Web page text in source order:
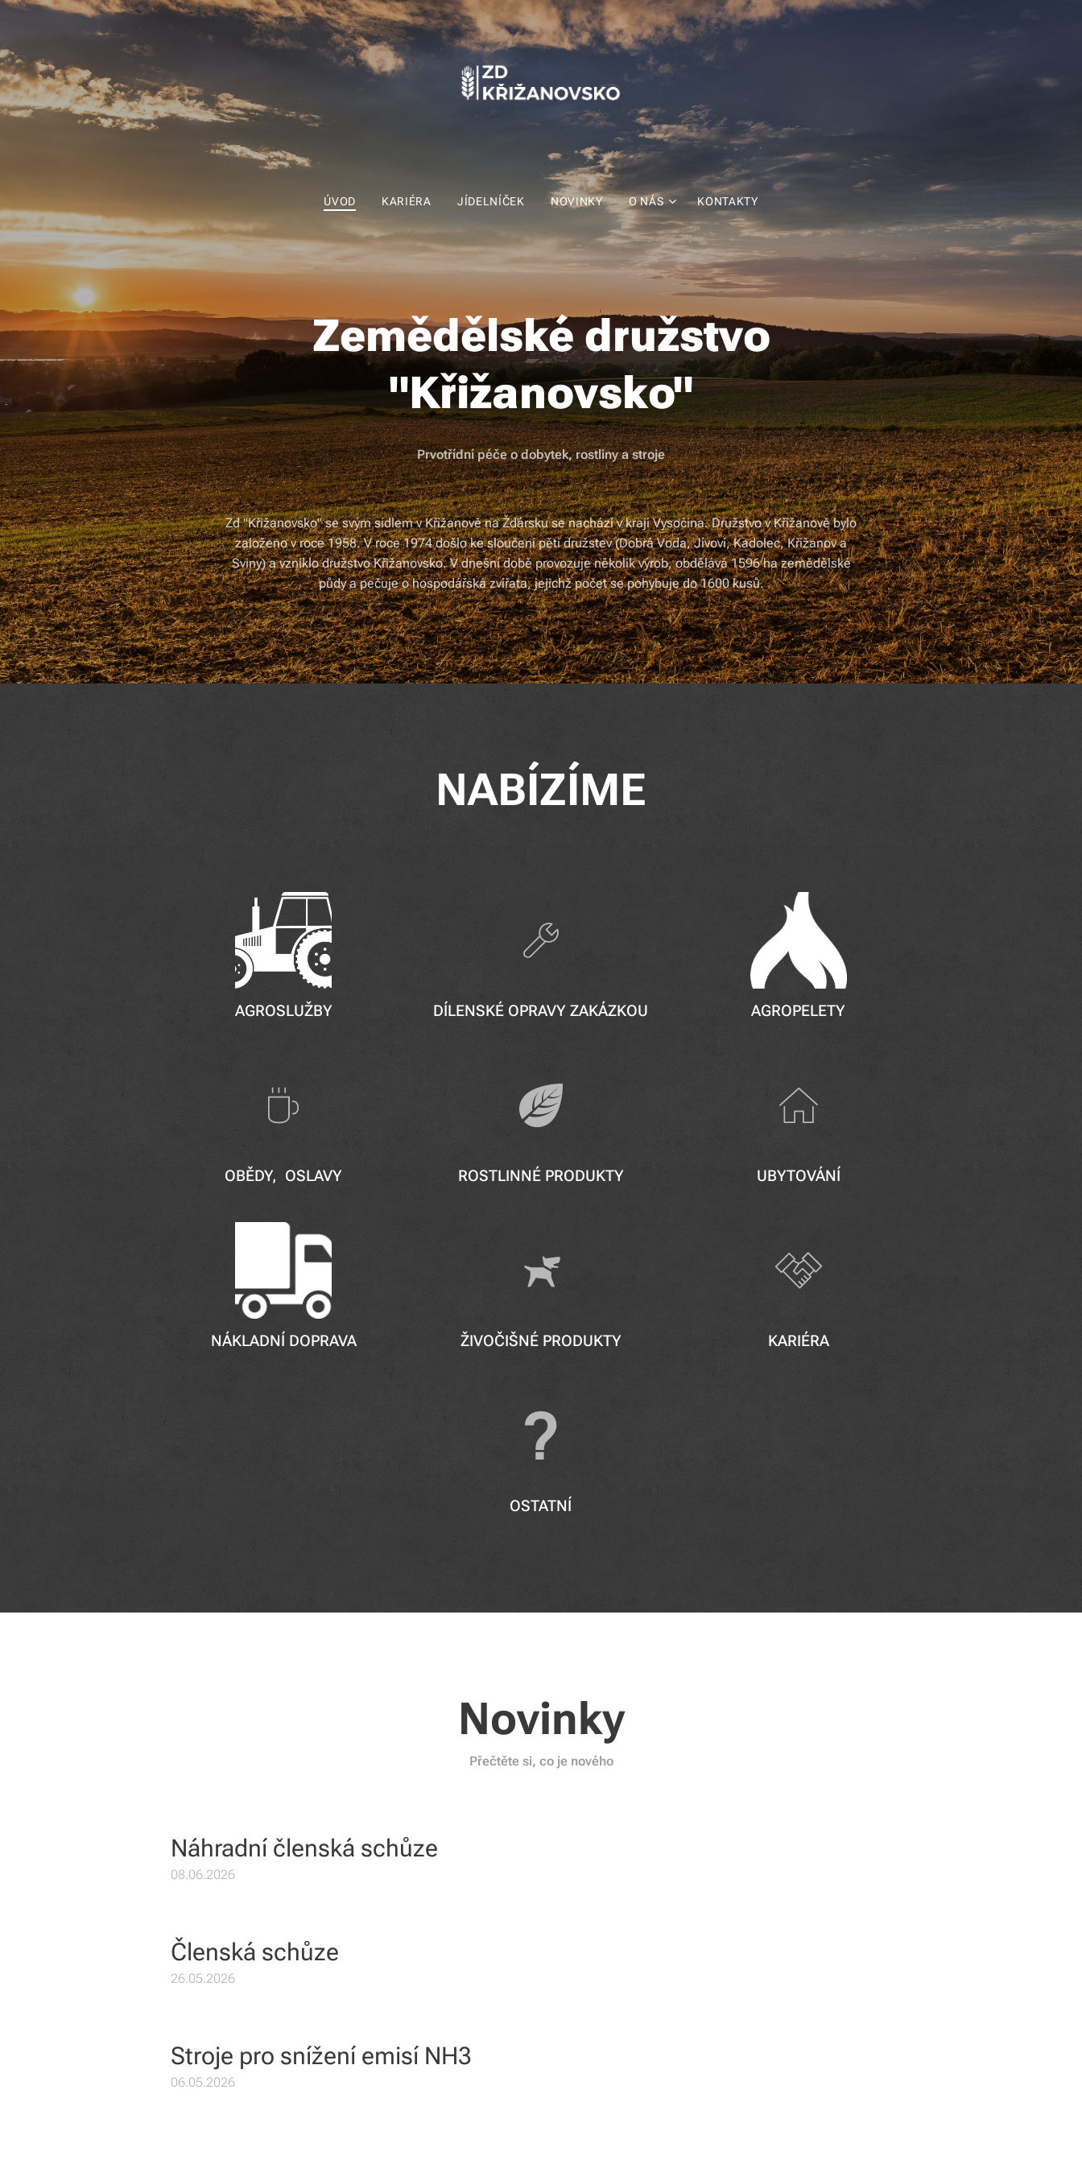
ÚVOD KARIÉRA JÍDELNÍČEK NOVINKY O NÁS KONTAKTY
Zemědělské družstvo
"Křižanovsko"
Prvotřídní péče o dobytek, rostliny a stroje
Zd "Křižanovsko" se svým sídlem v Křižanově na Žďársku se nachází v kraji Vysočina. Družstvo v Křižanově bylo
založeno v roce 1958. V roce 1974 došlo ke sloučení pěti družstev (Dobrá Voda, Jívoví, Kadolec, Křižanov a
Sviny) a vzniklo družstvo Křižanovsko. V dnešní době provozuje několik výrob, obdělává 1596 ha zemědělské
půdy a pečuje o hospodářská zvířata, jejichž počet se pohybuje do 1600 kusů.
NABÍZÍME
AGROSLUŽBY DÍLENSKÉ OPRAVY ZAKÁZKOU AGROPELETY
OBĚDY, OSLAVY ROSTLINNÉ PRODUKTY UBYTOVÁNÍ
NÁKLADNÍ DOPRAVA ŽIVOČIŠNÉ PRODUKTY KARIÉRA
OSTATNÍ
Novinky
Přečtěte si, co je nového
Náhradní členská schůze
08.06.2026
Členská schůze
26.05.2026
Stroje pro snížení emisí NH3
06.05.2026